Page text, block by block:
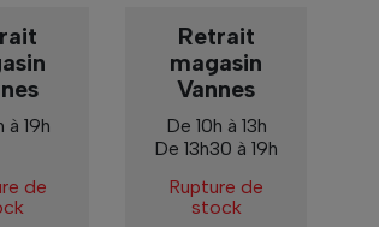
à 19h
de
Retrait
magasin
Vannes
De 10h à 13h
De 13h30 à 19h
Rupture de
stock